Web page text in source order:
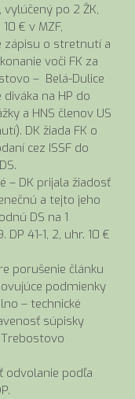
vylúčený po 2 ŽK,
€ v MZF,
zápisu o stretnutí a
voči FK za
– Belá-Dulice
diváka na HP do
a HNS členov US
DK žiada FK o
cez ISSF do
– DK prijala žiadosť
a tejto jeho
DS na 1
41-1, 2, uhr. 10 €
porušenie článku
podmienky
– technické
súpisky
odvolanie podľa